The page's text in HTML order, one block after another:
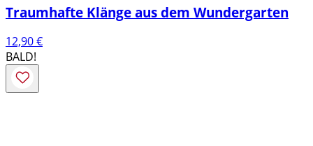
Traumhafte Klänge aus dem Wundergarten
12,90€
BALD!